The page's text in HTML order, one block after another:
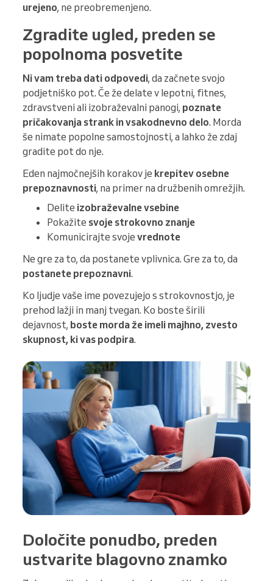
urejeno, ne preobremenjeno.
Zgradite ugled, preden se
popolnoma posvetite
Ni vam treba dati odpovedi, da začnete svojo
podjetniško pot. Če že delate v lepotni, fitnes,
zdravstveni ali izobraževalni panogi, poznate
pričakovanja strank in vsakodnevno delo. Morda
še nimate popolne samostojnosti, a lahko že zdaj
gradite pot do nje.
Eden najmočnejših korakov je krepitev osebne
prepoznavnosti, na primer na družbenih omrežjih.
Delite izobraževalne vsebine
Pokažite svoje strokovno znanje
Komunicirajte svoje vrednote
Ne gre za to, da postanete vplivnica. Gre za to, da
postanete prepoznavni.
Ko ljudje vaše ime povezujejo s strokovnostjo, je
prehod lažji in manj tvegan. Ko boste širili
dejavnost, boste morda že imeli majhno, zvesto
skupnost, ki vas podpira.
Določite ponudbo, preden
ustvarite blagovno znamko